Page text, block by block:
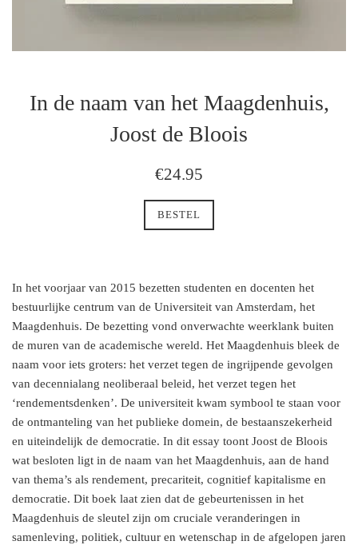
In de naam van het Maagdenhuis,
Joost de Bloois
regulaire
€24.95
BESTEL
In het voorjaar van 2015 bezetten studenten en docenten het
bestuurlijke centrum van de Universiteit van Amsterdam, het
Maagdenhuis. De bezetting vond onverwachte weerklank buiten
de muren van de academische wereld. Het Maagdenhuis bleek de
naam voor iets groters: het verzet tegen de ingrijpende gevolgen
van decennialang neoliberaal beleid, het verzet tegen het
‘rendementsdenken’. De universiteit kwam symbool te staan voor
de ontmanteling van het publieke domein, de bestaanszekerheid
en uiteindelijk de democratie. In dit essay toont Joost de Bloois
wat besloten ligt in de naam van het Maagdenhuis, aan de hand
van thema’s als rendement, precariteit, cognitief kapitalisme en
democratie. Dit boek laat zien dat de gebeurtenissen in het
Maagdenhuis de sleutel zijn om cruciale veranderingen in
samenleving, politiek, cultuur en wetenschap in de afgelopen jaren